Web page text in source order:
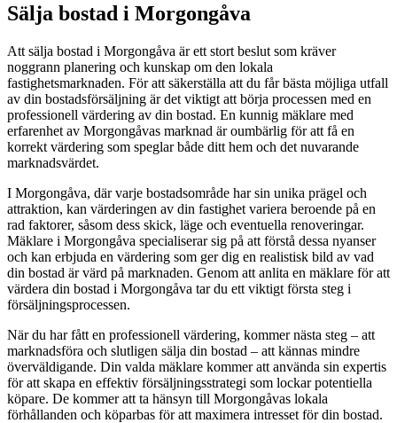
Sälja bostad i Morgongåva
Att sälja bostad i Morgongåva är ett stort beslut som kräver
noggrann planering och kunskap om den lokala
fastighetsmarknaden. För att säkerställa att du får bästa möjliga utfall
av din bostadsförsäljning är det viktigt att börja processen med en
professionell värdering av din bostad. En kunnig mäklare med
erfarenhet av Morgongåvas marknad är oumbärlig för att få en
korrekt värdering som speglar både ditt hem och det nuvarande
marknadsvärdet.
I Morgongåva, där varje bostadsområde har sin unika prägel och
attraktion, kan värderingen av din fastighet variera beroende på en
rad faktorer, såsom dess skick, läge och eventuella renoveringar.
Mäklare i Morgongåva specialiserar sig på att förstå dessa nyanser
och kan erbjuda en värdering som ger dig en realistisk bild av vad
din bostad är värd på marknaden. Genom att anlita en mäklare för att
värdera din bostad i Morgongåva tar du ett viktigt första steg i
försäljningsprocessen.
När du har fått en professionell värdering, kommer nästa steg – att
marknadsföra och slutligen sälja din bostad – att kännas mindre
överväldigande. Din valda mäklare kommer att använda sin expertis
för att skapa en effektiv försäljningsstrategi som lockar potentiella
köpare. De kommer att ta hänsyn till Morgongåvas lokala
förhållanden och köparbas för att maximera intresset för din bostad.